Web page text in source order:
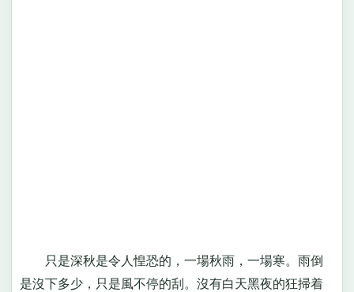
只是深秋是令人惶恐的，一場秋雨，一場寒。雨倒
是沒下多少，只是風不停的刮。沒有白天黑夜的狂掃着